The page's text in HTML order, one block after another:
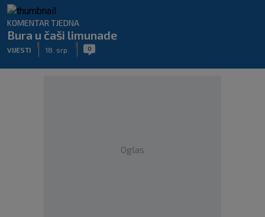
KOMENTAR TJEDNA
Bura u čaši limunade
VIJESTI 18. srp. 0
Oglas